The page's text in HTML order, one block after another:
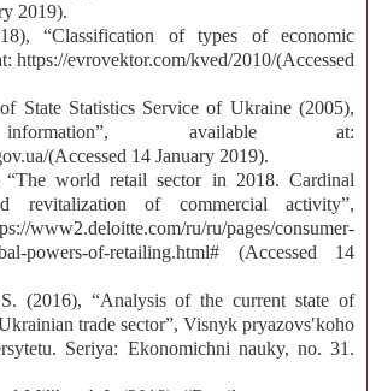
2019).
“Classification of types of economic
https://evrovektor.com/kved/2010/(Accessed
State Statistics Service of Ukraine (2005),
available at:
(Accessed 14 January 2019).
world retail sector in 2018. Cardinal
revitalization of commercial activity”,
ru/ru/pages/consumer-
powers-of-retailing.html# (Accessed 14
(2016), “Analysis of the current state of
trade sector”, Visnyk pryazovsʹkoho
Seriya: Ekonomichni nauky, no. 31.